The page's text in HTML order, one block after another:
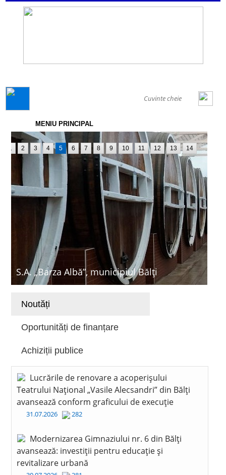
MENIU PRINCIPAL
S.A. „Barza Albă”, municipiul Bălți
1 2 3 4 5 6 7 8 9 10 11 12 13 14
Noutăți
Oportunități de finanțare
Achiziții publice
Lucrările de renovare a acoperișului
Teatrului Național „Vasile Alecsandri” din Bălți
avansează conform graficului de execuție
31.07.2026 282
Modernizarea Gimnaziului nr. 6 din Bălți
avansează: investiții pentru educație și
revitalizare urbană